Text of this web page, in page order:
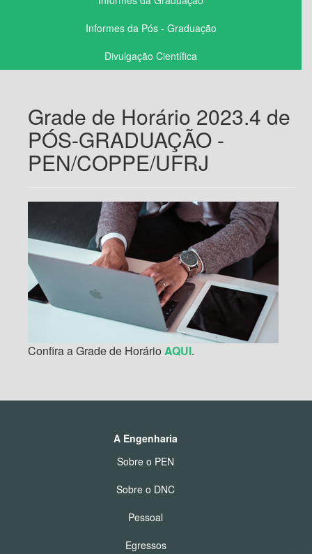
Informes da Pós - Graduação
Divulgação Científica
Grade de Horário 2023.4 de
PÓS-GRADUAÇÃO -
PEN/COPPE/UFRJ
Confira a Grade de Horário AQUI.
A Engenharia
Sobre o PEN
Sobre o DNC
Pessoal
Egressos